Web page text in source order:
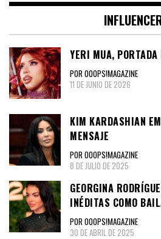
YERI MUA, PORTADA
POR OOOPS!MAGAZINE
11 DE JUNIO DE 2026
KIM KARDASHIAN
MENSAJE
POR OOOPS!MAGAZINE
8 DE JULIO DE 2025
GEORGINA
INÉDITAS COMO
POR OOOPS!MAGAZINE
30 DE ABRIL DE 2025